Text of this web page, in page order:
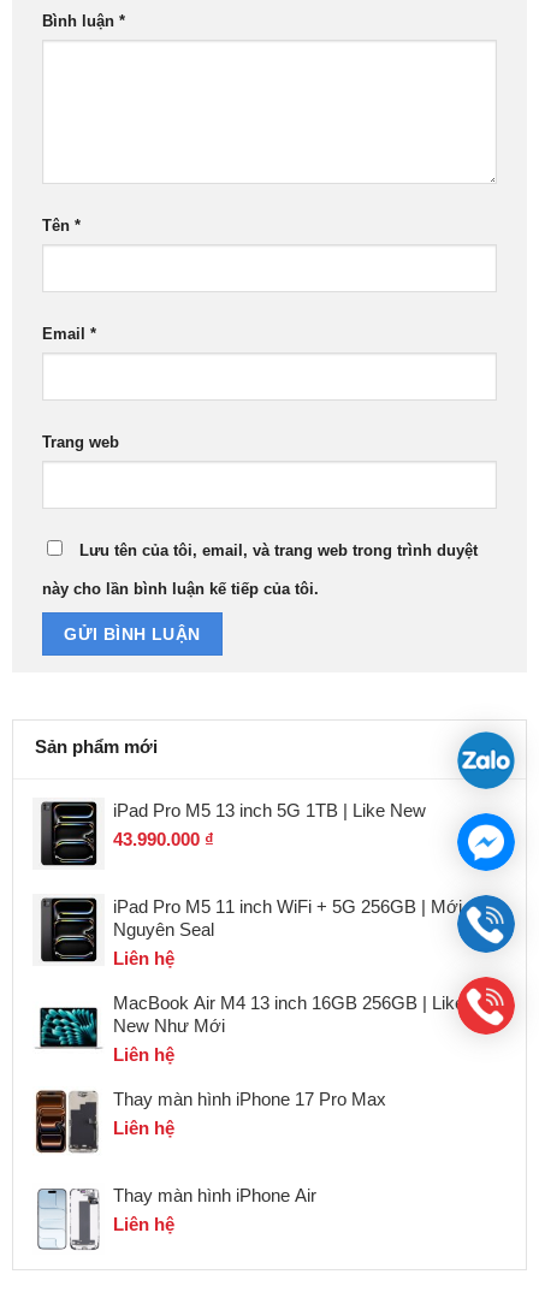
Bình luận *
Tên *
Email *
Trang web
Lưu tên của tôi, email, và trang web trong trình duyệt
này cho lần bình luận kế tiếp của tôi.
Sản phẩm mới
iPad Pro M5 13 inch 5G 1TB | Like New
43.990.000 ₫
iPad Pro M5 11 inch WiFi + 5G 256GB | Mới
Nguyên Seal
Liên hệ
MacBook Air M4 13 inch 16GB 256GB | Like
New Như Mới
Liên hệ
Thay màn hình iPhone 17 Pro Max
Liên hệ
Thay màn hình iPhone Air
Liên hệ